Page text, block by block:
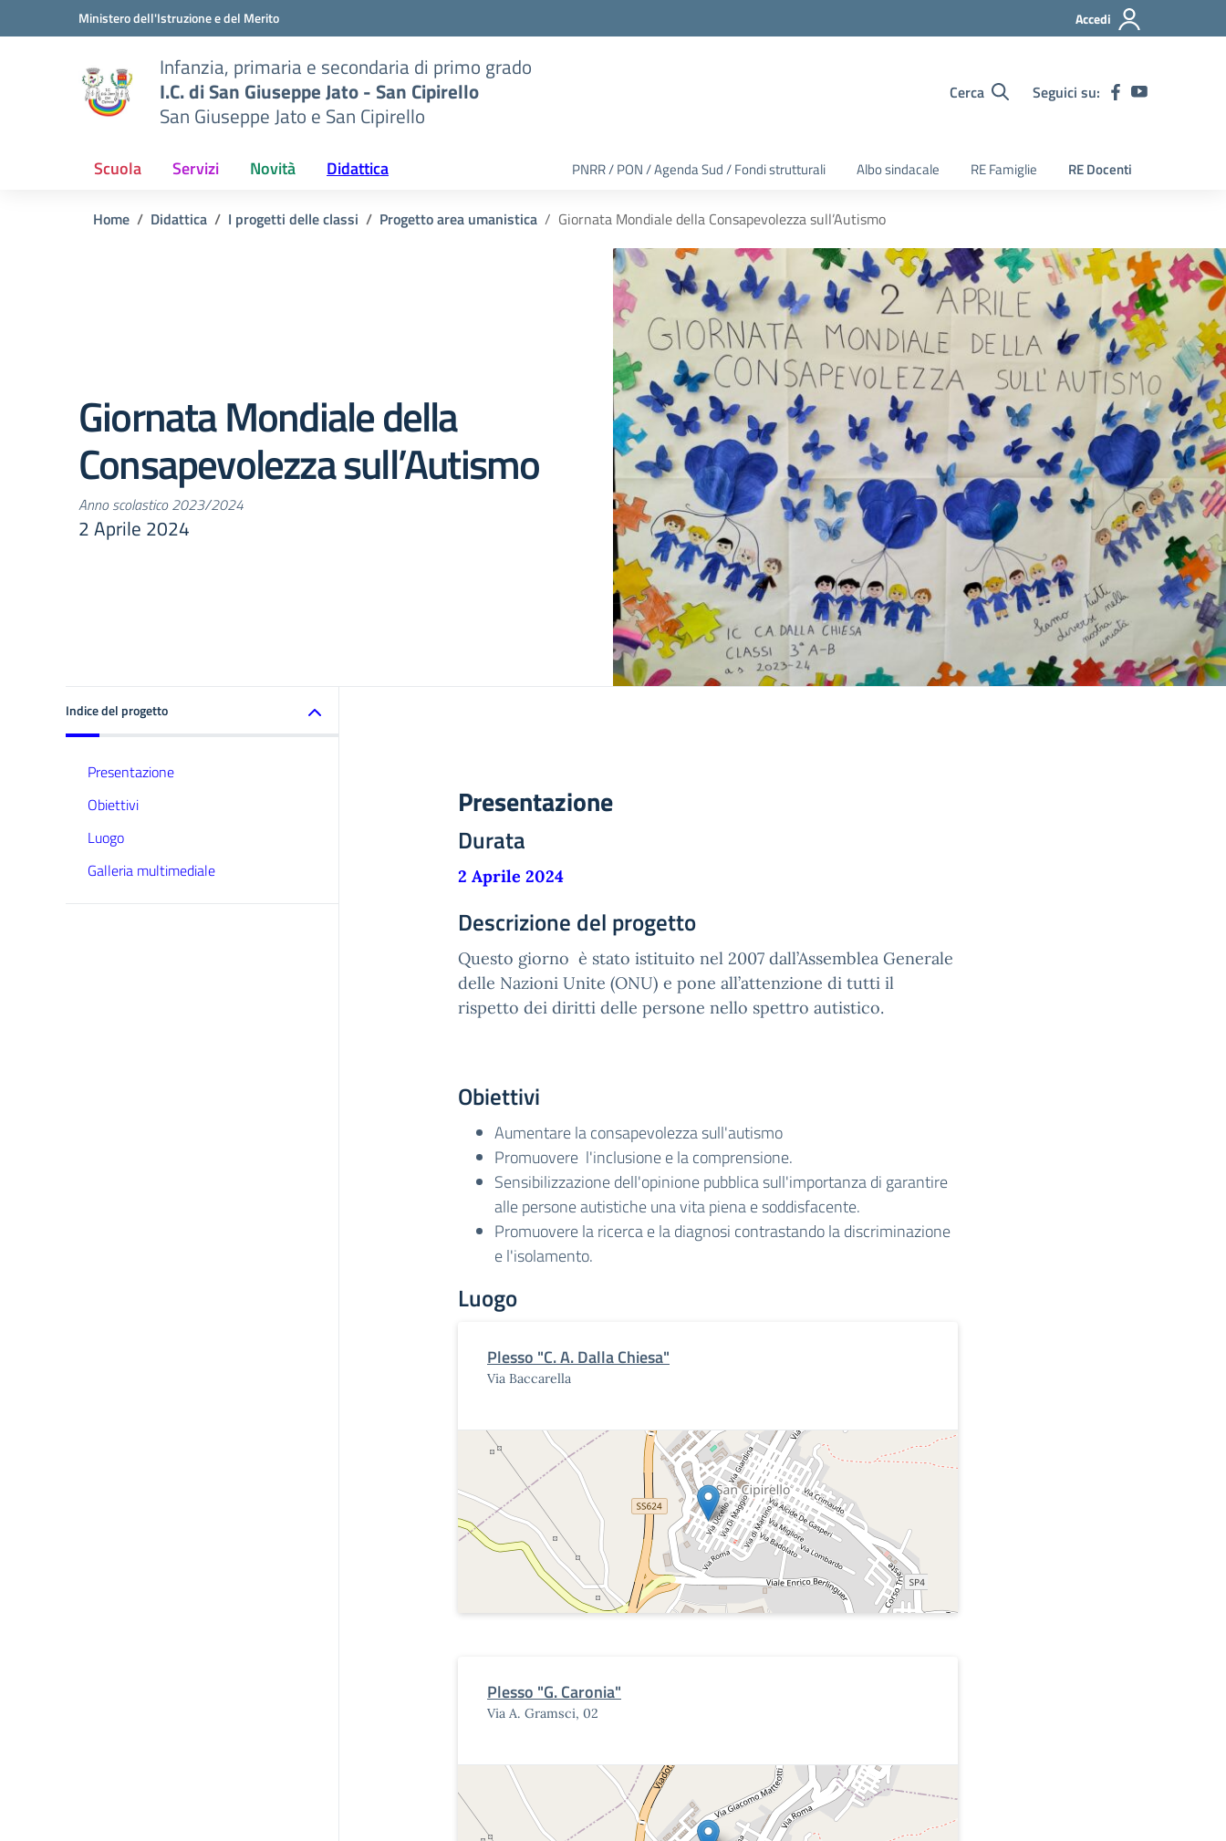
Vai ai contenuti
Vai al menu di navigazioneMinistero dell'Istruzione e del Merito Accedi
Infanzia, primaria e secondaria di primo grado
I.C. di San Giuseppe Jato - San Cipirello
San Giuseppe Jato e San Cipirello
Cerca Seguici su:
Scuola Servizi Novità Didattica PNRR / PON / Agenda Sud / Fondi strutturali Albo sindacale RE Famiglie RE Docenti
Home Didattica I progetti delle classi Progetto area umanistica Giornata Mondiale della Consapevolezza sull’Autismo
Giornata Mondiale della
Consapevolezza sull’Autismo
Anno scolastico 2023/2024
2 Aprile 2024
Indice del progetto
Presentazione
Obiettivi
Luogo
Galleria multimediale
Presentazione
Durata
2 Aprile 2024
Descrizione del progetto
Questo giorno è stato istituito nel 2007 dall’Assemblea Generale
delle Nazioni Unite (ONU) e pone all’attenzione di tutti il
rispetto dei diritti delle persone nello spettro autistico.
Obiettivi
Aumentare la consapevolezza sull'autismo
Promuovere l'inclusione e la comprensione.
Sensibilizzazione dell'opinione pubblica sull'importanza di garantire
alle persone autistiche una vita piena e soddisfacente.
Promuovere la ricerca e la diagnosi contrastando la discriminazione
e l'isolamento.
Luogo
Plesso "C. A. Dalla Chiesa"
Via Baccarella
Plesso "G. Caronia"
Via A. Gramsci, 02